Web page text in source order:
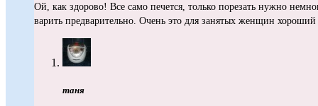
Ой, как здорово! Все само печется, только порезать нужно
варить предварительно. Очень это для занятых женщин хороший
таня